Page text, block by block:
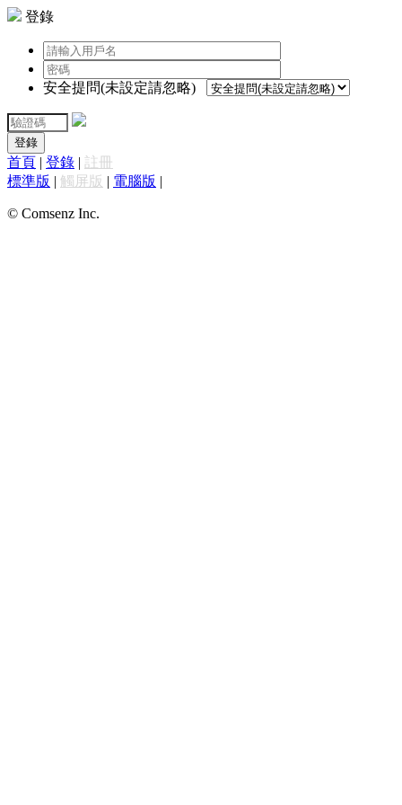
登錄
安全提問(未設定請忽略)
登錄
首頁 | 登錄 | 註冊
標準版 | 觸屏版 | 電腦版 |
© Comsenz Inc.